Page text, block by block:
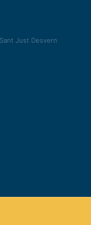
Just Desvern